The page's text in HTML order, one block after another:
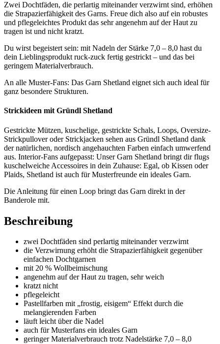
Zwei Dochtfäden, die perlartig miteinander verzwirnt sind, erhöhen
die Strapazierfähigkeit des Garns. Freue dich also auf ein robustes
und pflegeleichtes Produkt das sehr angenehm auf der Haut zu
tragen ist und nicht kratzt.
Du wirst begeistert sein: mit Nadeln der Stärke 7,0 – 8,0 hast du
dein Lieblingsprodukt ruck-zuck fertig gestrickt – und das bei
geringem Materialverbrauch.
An alle Muster-Fans: Das Garn Shetland eignet sich auch ideal für
ganz besondere Strukturen.
Strickideen mit Gründl Shetland
Gestrickte Mützen, kuschelige, gestrickte Schals, Loops, Oversize-
Strickpullover oder Strickjacken sehen aus Gründl Shetland dank
der natürlichen, nordisch angehauchten Farben einfach umwerfend
aus. Interior-Fans aufgepasst: Unser Garn Shetland bringt dir flugs
kuschelweiche Accessoires in dein Zuhause: Egal, ob Kissen oder
Plaids, Shetland ist auch für Musterfreunde ein ideales Garn.
Die Anleitung für einen Loop bringt das Garn direkt in der
Banderole mit.
Beschreibung
zwei Dochtfäden sind perlartig miteinander verzwirnt
die Verzwirnung erhöht die Strapazierfähigkeit gegenüber
einfachen Dochtgarnen
mit 20 % Wollbeimischung
angenehm auf der Haut zu tragen, sehr weich
kratzt nicht
pflegeleicht
Pastellfarben mit „frostig, eisigem“ Effekt durch die
melangierenden Farben
läuft leicht über die Nadel
auch für Musterfans ein ideales Garn
geringer Materialverbrauch trotz Nadelstärke 7,0 – 8,0